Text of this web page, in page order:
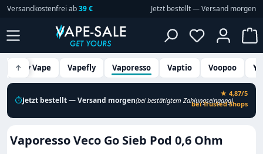
Zum Hauptinhalt springen
Versandkostenfrei ab39 € Jetzt bestellt — Versand morgen
Du hast 0
↑
Vandy Vape Vapefly Vaporesso Vaptio Voopoo
⏱Jetzt bestellt — Versand morgen(bei bestätigtem Zahlungseingang)
★ 4,87/5
bei Trusted Shops
Vaporesso Veco Go Sieb Pod 0,6 Ohm